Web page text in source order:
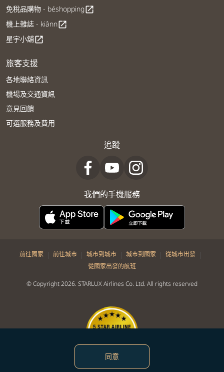
同意
免稅品購物 - béshoppingopen_in_new
機上雜誌 - kiânnopen_in_new
星宇小舖open_in_new
旅客支援
各地聯絡資訊
機場及交通資訊
意見回饋
可選服務及費用
追蹤
我們的手機服務
前往國家 | 前往城市 | 城市到城市 | 城市到國家 | 從城市出發 |
從國家出發的航班
© Copyright 2026. STARLUX Airlines Co. Ltd. All rights reserved